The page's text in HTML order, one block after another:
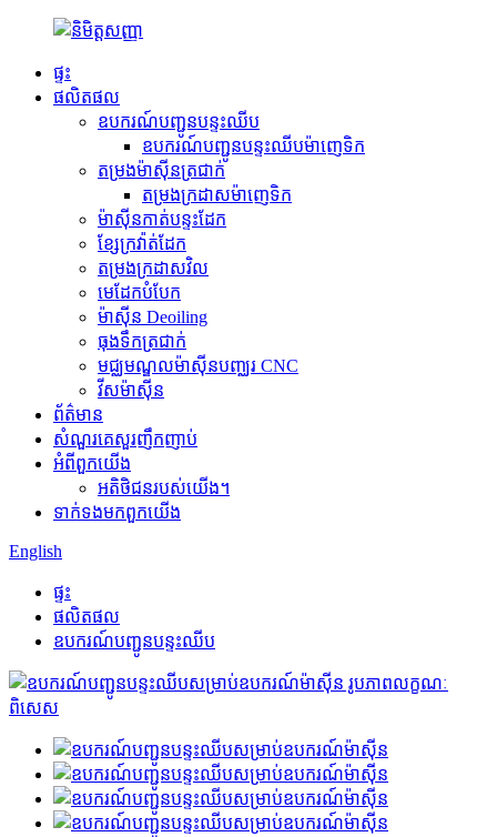
ផ្ទះ
ផលិតផល
ឧបករណ៍បញ្ជូនបន្ទះឈីប
ឧបករណ៍បញ្ជូនបន្ទះឈីបម៉ាញេទិក
តម្រងម៉ាស៊ីនត្រជាក់
តម្រងក្រដាសម៉ាញេទិក
ម៉ាស៊ីនកាត់បន្ទះដែក
ខ្សែក្រវ៉ាត់ដែក
តម្រងក្រដាសវិល
មេដែកបំបែក
ម៉ាស៊ីន Deoiling
ធុងទឹកត្រជាក់
មជ្ឈមណ្ឌលម៉ាស៊ីនបញ្ឈរ CNC
វីសម៉ាស៊ីន
ព័ត៌មាន
សំណួរគេសួរញឹកញាប់
អំពី​ពួក​យើង
អតិថិជនរបស់យើង។
ទាក់ទង​មក​ពួក​យើង
English
ផ្ទះ
ផលិតផល
ឧបករណ៍បញ្ជូនបន្ទះឈីប